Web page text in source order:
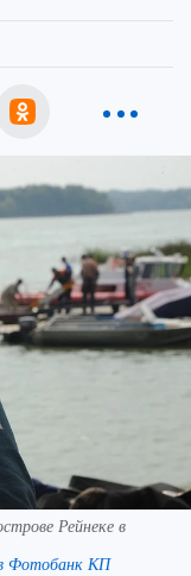
Рейнеке в
Фотобанк КП